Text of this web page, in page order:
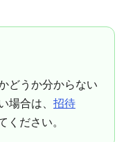
どうか分からない
合は、 招待
ください。